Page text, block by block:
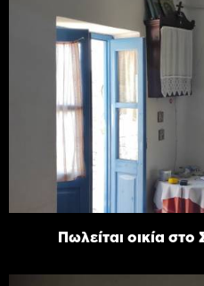
Πωλείται οικία